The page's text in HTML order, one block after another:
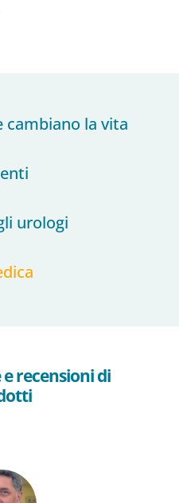
cambiano la vita
urologi
recensioni di